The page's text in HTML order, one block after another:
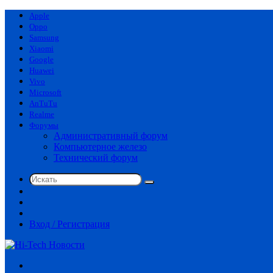
Apple
Oppo
Samsung
Xiaomi
Google
Huawei
Vivo
Microsoft
AnTuTu
Realme
Форумы
Административный форум
Компьютерное железо
Технический форум
Искать
статья
Вход / Регистрация